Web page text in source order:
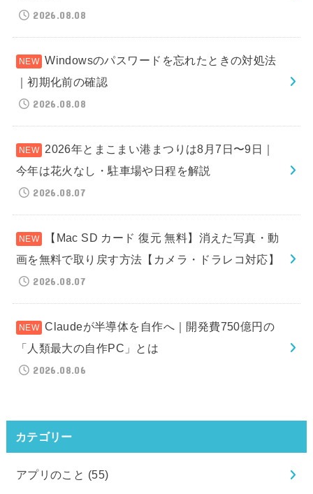
2026.08.08
Windowsのパスワードを忘れたときの対処法
｜初期化前の確認
2026.08.08
2026年とまこまい港まつりは8月7日〜9日｜
今年は花火なし・駐車場や日程を解説
2026.08.07
【Mac SD カード 復元 無料】消えた写真・動
画を無料で取り戻す方法【カメラ・ドラレコ対応】
2026.08.07
Claudeが半導体を自作へ｜開発費750億円の
「人類最大の自作PC」とは
2026.08.06
カテゴリー
アプリのこと (55)